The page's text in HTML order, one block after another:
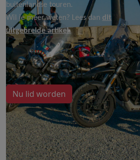
buitenlandse touren.
Wil je meer weten? Lees dan dit
uitgebreide artikel.
Nu lid worden